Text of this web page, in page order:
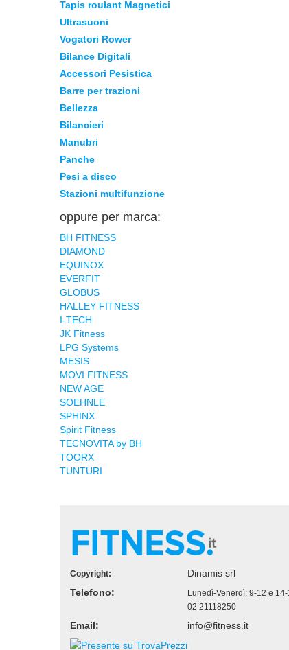
Tapis roulant Magnetici
Ultrasuoni
Vogatori Rower
Bilance Digitali
Accessori Pesistica
Barre per trazioni
Bellezza
Bilancieri
Manubri
Panche
Pesi a disco
Stazioni multifunzione
oppure per marca:
BH FITNESS
DIAMOND
EQUINOX
EVERFIT
GLOBUS
HALLEY FITNESS
I-TECH
JK Fitness
LPG Systems
MESIS
MOVI FITNESS
NEW AGE
SOEHNLE
SPHINX
Spirit Fitness
TECNOVITA by BH
TOORX
TUNTURI
Copyright:
Dinamis srl
Telefono:
Lunedì-Venerdì: 9-12 e 14-
02 21118250
Email: info@fitness.it